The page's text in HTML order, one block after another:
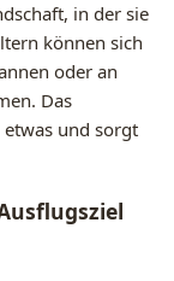
in der sie
können sich
oder an
Das
und sorgt